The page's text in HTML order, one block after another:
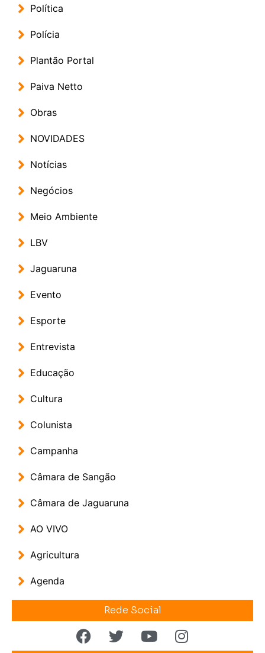
Política
Polícia
Plantão Portal
Paiva Netto
Obras
NOVIDADES
Notícias
Negócios
Meio Ambiente
LBV
Jaguaruna
Evento
Esporte
Entrevista
Educação
Cultura
Colunista
Campanha
Câmara de Sangão
Câmara de Jaguaruna
AO VIVO
Agricultura
Agenda
Rede Social